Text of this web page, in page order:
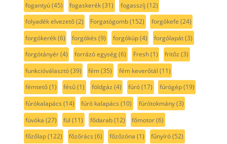
fogantyú(45) fogaskerék(31) fogasszíj (12)
folyadék elvezető(2) Forgatógomb(152) forgókefe (24)
forgókerék(6) forgókés (9) forgókúp(4) forgólapát(3)
forgótányér(4) forrázó egység(6) Fresh(1) fritőz (3)
funkcióválasztó(39) fém(35) fém keverőtál (11)
fémtető(1) fésű(1) földgáz (4) fúró(17) fúrógép(19)
fúrókalapács (14) fúró kalapács (10) fúrótokmány(3)
fúvóka (27) fül (11) fődarab(12) főmotor(6)
főzőlap(122) főzőrács (6) főzőzóna (1) fűnyíró(52)